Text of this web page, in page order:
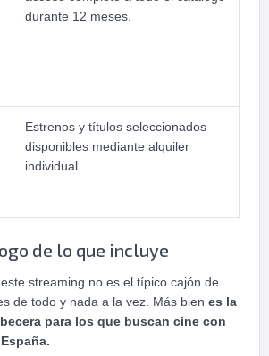
durante 12 meses.
Estrenos y títulos seleccionados
disponibles mediante alquiler
individual.
de lo que incluye
streaming no es el típico cajón de
de todo y nada a la vez. Más bien es la
para los que buscan cine con